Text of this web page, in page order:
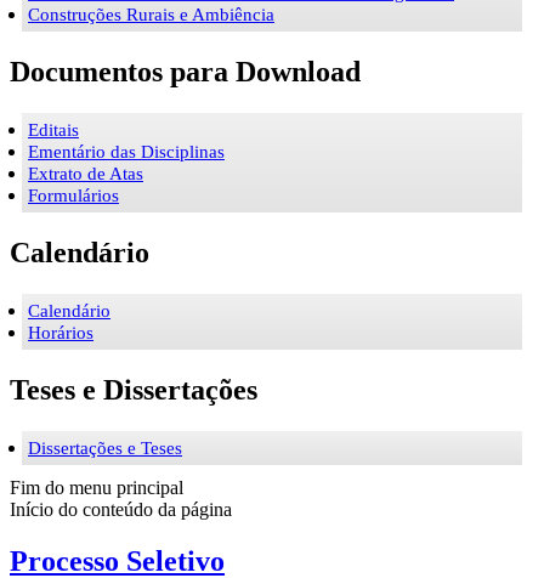
Construções Rurais e Ambiência
Documentos para Download
Editais
Ementário das Disciplinas
Extrato de Atas
Formulários
Calendário
Calendário
Horários
Teses e Dissertações
Dissertações e Teses
Fim do menu principal
Início do conteúdo da página
Processo Seletivo